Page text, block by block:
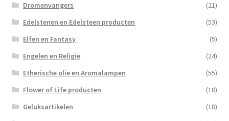
Dromenvangers
(21)
Edelstenen en Edelsteen producten
(53)
Elfen en Fantasy
(5)
Engelen en Religie
(24)
Etherische olie en Aromalampen
(55)
Flower of Life producten
(18)
Geluksartikelen
(18)